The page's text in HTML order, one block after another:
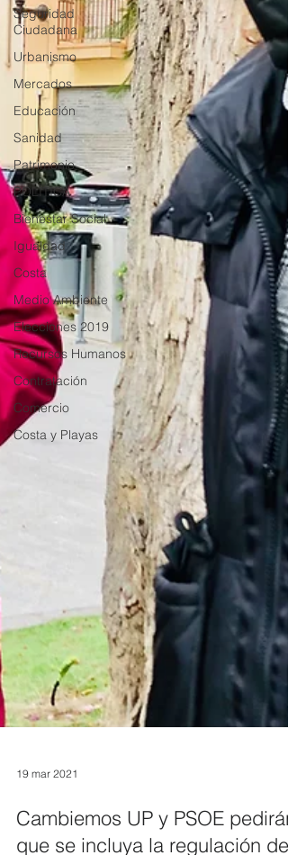
Seguridad
Ciudadana
Urbanismo
Mercados
Educación
Sanidad
Patrimonio
POLÍTICA
Bienestar Social
Igualdad
Costa
Medio Ambiente
Elecciones 2019
Recursos Humanos
Contratación
Comercio
Costa y Playas
19 mar 2021